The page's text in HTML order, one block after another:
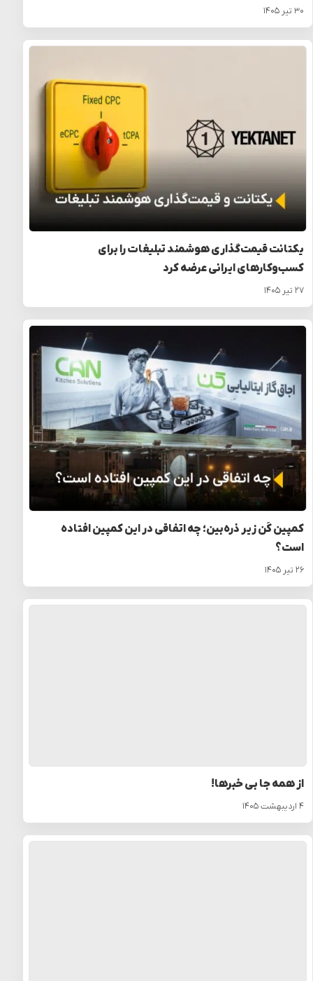
۳۰ تیر ۱۴۰۵
یکتانت قیمت‌گذاری هوشمند تبلیغات را برای
کسب‌وکارهای ایرانی عرضه کرد
۲۷ تیر ۱۴۰۵
کمپین کَن زیر ذره‌بین؛ چه اتفاقی در این کمپین افتاده
است؟
۲۶ تیر ۱۴۰۵
از همه جا بی خبرها!
۴ اردیبهشت ۱۴۰۵